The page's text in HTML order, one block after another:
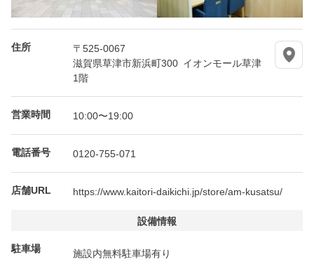
住所
〒525-0067
滋賀県草津市新浜町300 イオンモール草津
1階
営業時間 10:00〜19:00
電話番号 0120-755-071
店舗URL https://www.kaitori-daikichi.jp/store/am-kusatsu/
設備情報
駐車場 施設内無料駐車場有り